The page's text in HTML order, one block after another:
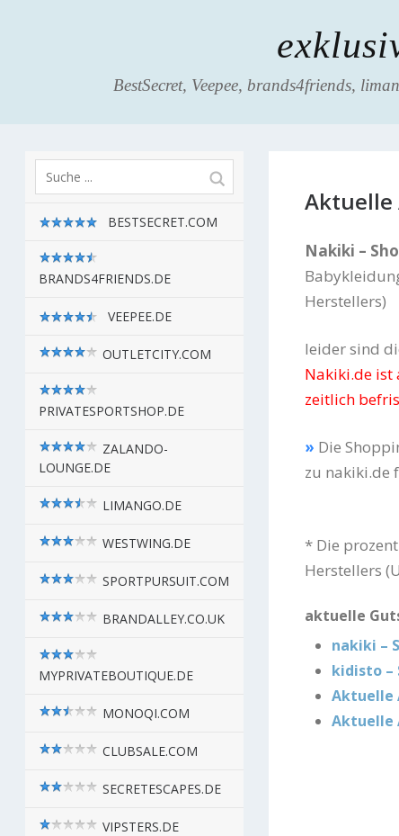
BestSecret, Veepee, brands4friends,
BESTSECRET.COM
BRANDS4FRIENDS.DE
VEEPEE.DE
OUTLETCITY.COM
PRIVATESPORTSHOP.DE
ZALANDO-
LOUNGE.DE
LIMANGO.DE
WESTWING.DE
SPORTPURSUIT.COM
BRANDALLEY.CO.UK
MYPRIVATEBOUTIQUE.DE
MONOQI.COM
CLUBSALE.COM
SECRETESCAPES.DE
VIPSTERS.DE
Aktuelle
Nakiki –
Herstellers)
leider sind
Nakiki.de ist
zeitlich
» Die
zu nakiki.de
* Die
Herstellers
aktuelle
nakiki –
kidisto –
Aktuelle
Aktuelle